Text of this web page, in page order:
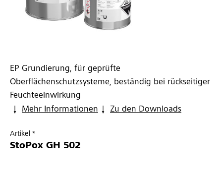
EP Grundierung, für geprüfte
Oberflächenschutzsysteme, beständig bei rückseitiger
Feuchteeinwirkung
Mehr Informationen
Zu den Downloads
Artikel *
StoPox GH 502